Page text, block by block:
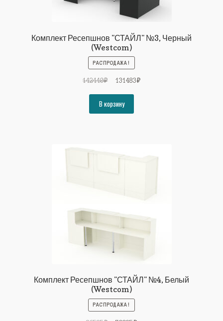
Комплект Ресепшнов "СТАЙЛ" №3, Черный
(Westcom)
РАСПРОДАЖА!
142440₽
Первоначальная
составляла
142440₽.
131483₽Текущая
В корзину
Комплект Ресепшнов "СТАЙЛ" №4, Белый
(Westcom)
РАСПРОДАЖА!